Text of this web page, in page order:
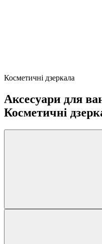
Косметичні дзеркала
Аксесуари для
Косметичні